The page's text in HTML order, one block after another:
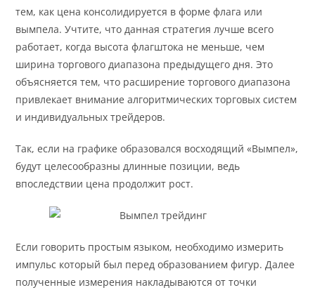
тем, как цена консолидируется в форме флага или
вымпела. Учтите, что данная стратегия лучше всего
работает, когда высота флагштока не меньше, чем
ширина торгового диапазона предыдущего дня. Это
объясняется тем, что расширение торгового диапазона
привлекает внимание алгоритмических торговых систем
и индивидуальных трейдеров.
Так, если на графике образовался восходящий «Вымпел»,
будут целесообразны длинные позиции, ведь
впоследствии цена продолжит рост.
Если говорить простым языком, необходимо измерить
импульс который был перед образованием фигур. Далее
полученные измерения накладываются от точки